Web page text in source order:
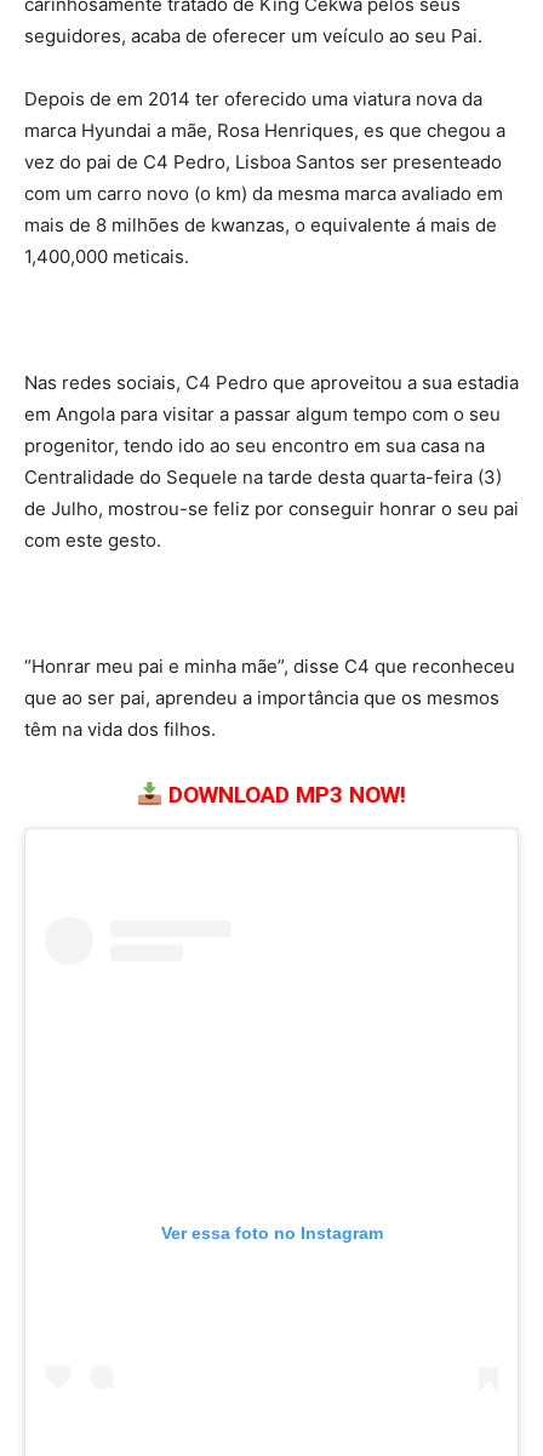
seguidores, acaba de oferecer um veículo ao seu Pai.
Depois de em 2014 ter oferecido uma viatura nova da
marca Hyundai a mãe, Rosa Henriques, es que chegou a
vez do pai de C4 Pedro, Lisboa Santos ser presenteado
com um carro novo (o km) da mesma marca avaliado em
mais de 8 milhões de kwanzas, o equivalente á mais de
1,400,000 meticais.
Nas redes sociais, C4 Pedro que aproveitou a sua estadia
em Angola para visitar a passar algum tempo com o seu
progenitor, tendo ido ao seu encontro em sua casa na
Centralidade do Sequele na tarde desta quarta-feira (3)
de Julho, mostrou-se feliz por conseguir honrar o seu pai
com este gesto.
“Honrar meu pai e minha mãe”, disse C4 que reconheceu
que ao ser pai, aprendeu a importância que os mesmos
têm na vida dos filhos.
DOWNLOAD MP3 NOW!
Ver essa foto no Instagram